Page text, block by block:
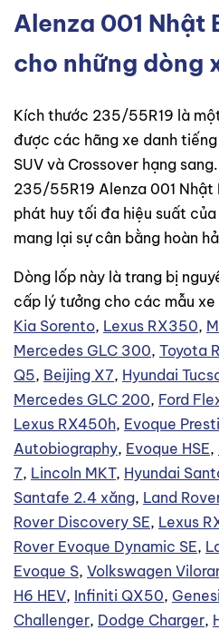
Alenza 001 Nhật
cho những dòng
Kích thước 235/55R19 là
được các hãng xe danh
SUV và Crossover hạng
235/55R19 Alenza 001
phát huy tối đa hiệu suất
mang lại sự cân bằng hoàn
Dòng lốp này là trang bị
cấp lý tưởng cho các mẫu xe
Kia Sorento, Lexus RX350,
Mercedes GLC 300, Toyota
Q5, Beijing X7, Hyundai
Mercedes GLC 200, Ford
Lexus RX450h, Evoque
Autobiography, Evoque HSE,
7, Lincoln MKT, Hyundai
Santafe 2.4 xăng, Land
Rover Discovery SE, Lexus
Rover Evoque Dynamic SE,
Evoque S, Volkswagen
H6 HEV, Infiniti QX50,
Challenger, Dodge Charger,